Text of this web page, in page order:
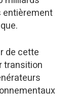
entièrement
de cette
transition